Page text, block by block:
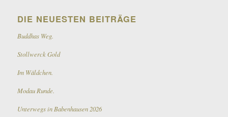
DIE NEUESTEN BEITRÄGE
Buddhas Weg.
Stollwerck Gold
Im Wäldchen.
Modau Runde.
Unterwegs in Babenhausen 2026